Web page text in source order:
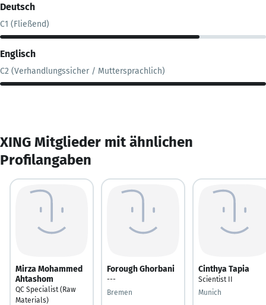
Deutsch
C1 (Fließend)
Englisch
C2 (Verhandlungssicher / Muttersprachlich)
XING Mitglieder mit ähnlichen
Profilangaben
Mirza Mohammed
Ahtashom
QC Specialist (Raw
Materials)
Forough Ghorbani
---
Bremen
Cinthya Tapia
Scientist II
Munich